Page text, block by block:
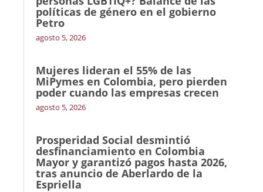
políticas de género en el gobierno
Petro
agosto 5, 2026
Mujeres lideran el 55% de las
MiPymes en Colombia, pero pierden
poder cuando las empresas crecen
agosto 5, 2026
Prosperidad Social desmintió
desfinanciamiento en Colombia
Mayor y garantizó pagos hasta 2026,
tras anuncio de Aberlardo de la
Espriella